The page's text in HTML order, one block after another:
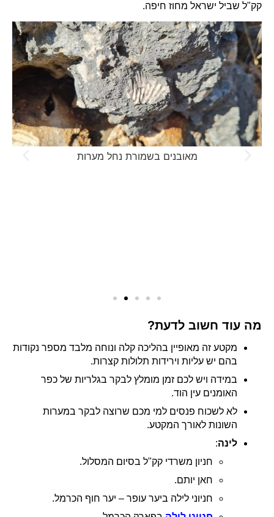
קק"ל שביל ישראל מחוז חיפה.
מאובנים בשמורת נחל מערות
מה עוד חשוב לדעת?
מקטע זה מאופיין בהליכה קלה ונוחה מלבד מספר נקודות
בהם יש עליות וירידות תלולות קצרות.
במידה ויש לכם זמן מומלץ לבקר בגלריות של כפר
האומנים עין הוד.
לא לשכוח פנסים למי מכם שרוצה לבקר במערות
השונות לאורך המקטע.
לינה:
חניון משרדי קק"ל בסיום המסלול.
חאן יותם.
חניוני לילה ביער עופר – יער חוף הכרמל.